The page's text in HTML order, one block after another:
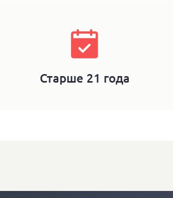
Старше 21 года